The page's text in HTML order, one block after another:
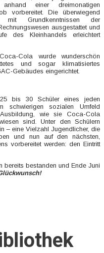
einer dreimonatigen
vorbereitet. Die überwiegend
mit Grundkenntnissen der
ausgestattet und
des Kleinhandels erleichtert
Cola wurde wunderschön
und sogar klimatisiertes
Gebäudes eingerichtet.
bis 30 Schüler eines jeden
schwierigen sozialen Umfeld
wie sie Coca-Cola
sind. Unter den Schülern
– eine Vielzahl Jugendlicher, die
und nun auf den nächsten,
vorbereitet werden: den Eintritt
bereits bestanden und Ende Juni